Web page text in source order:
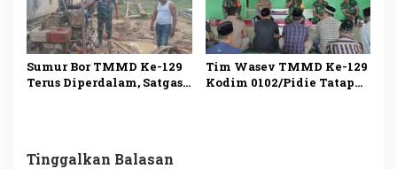
Sumur Bor TMMD Ke-129
Terus Diperdalam, Satgas
Tim Wasev TMMD Ke-129
Kodim 0102/Pidie Tatap
Tinggalkan Balasan